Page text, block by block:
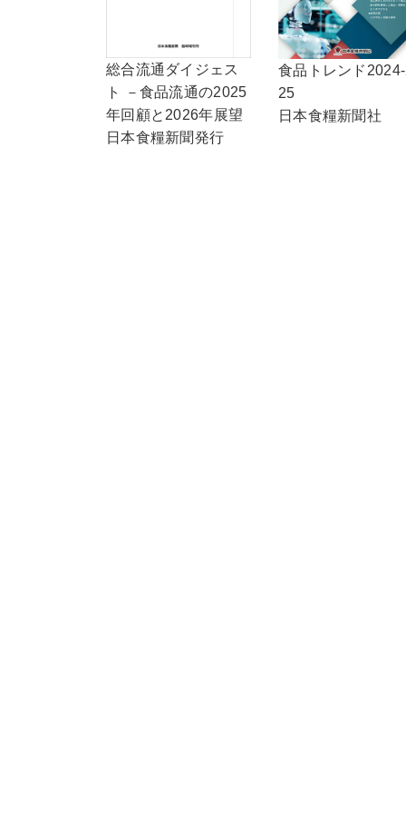
総合流通ダイジェス
ト －食品流通の2025
年回顧と2026年展望
日本食糧新聞発行
食品トレンド
25
日本食糧新聞社